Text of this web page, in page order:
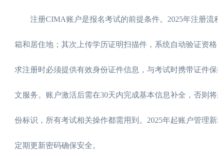
注册CIMA账户是报名考试的前提条件。2025年注册流
箱和居住地；其次上传学历证明扫描件，系统自动验证资
求注册时必须提供有效身份证件信息，与考试时携带证件
文服务。账户激活后需在30天内完成基本信息补全，否则
份标识，所有考试相关操作都需用到。2025年起账户管理
定期更新密码确保安全。